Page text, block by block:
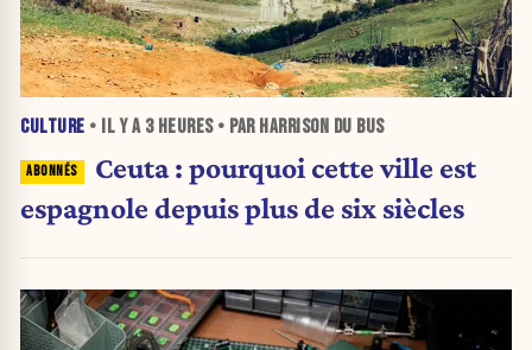
CULTURE • IL Y A 3 HEURES• PAR HARRISON DU BUS
Ceuta : pourquoi cette ville est
espagnole depuis plus de six siècles